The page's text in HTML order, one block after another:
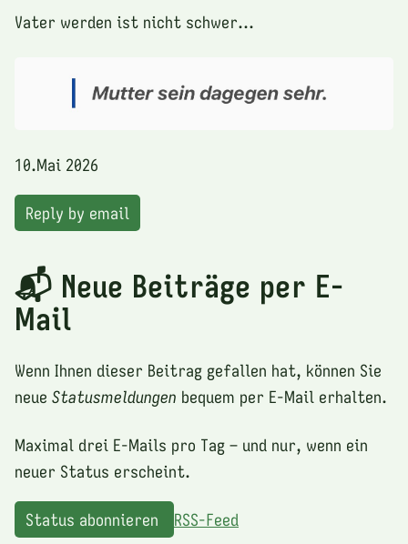
Vater werden ist nicht schwer...
10.Mai 2026
Reply by email
📬 Neue Beiträge per E-
Mail
Wenn Ihnen dieser Beitrag gefallen hat, können Sie
neue Statusmeldungen bequem per E-Mail erhalten.
Maximal drei E-Mails pro Tag – und nur, wenn ein
neuer Status erscheint.
Status abonnieren RSS-Feed